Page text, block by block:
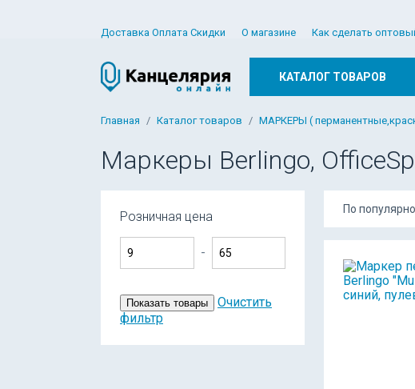
Доставка Оплата Скидки О магазине Как сделать
КАТАЛОГ ТОВАРОВ
Главная Каталог товаров МАРКЕРЫ (
Маркеры Berlingo,
Розничная цена
-
Показать товары
Очистить
фильтр
По